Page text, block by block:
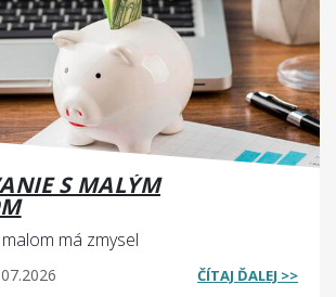
S MALÝM
má zmysel
ČÍTAJ ĎALEJ >>